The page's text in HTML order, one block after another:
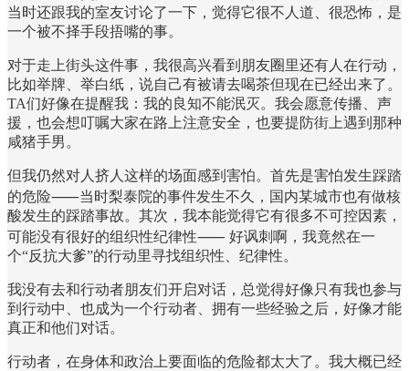
当时还跟我的室友讨论了一下，觉得它很不人道、很恐怖，是
一个被不择手段捂嘴的事。
对于走上街头这件事，我很高兴看到朋友圈里还有人在行动，
比如举牌、举白纸，说自己有被请去喝茶但现在已经出来了。
TA们好像在提醒我：我的良知不能泯灭。我会愿意传播、声
援，也会想叮嘱大家在路上注意安全，也要提防街上遇到那种
咸猪手男。
但我仍然对人挤人这样的场面感到害怕。首先是害怕发生踩踏
的危险⸺当时梨泰院的事件发生不久，国内某城市也有做核
酸发生的踩踏事故。其次，我本能觉得它有很多不可控因素，
可能没有很好的组织性纪律性⸺ 好讽刺啊，我竟然在一
个“反抗大爹”的行动里寻找组织性、纪律性。
我没有去和行动者朋友们开启对话，总觉得好像只有我也参与
到行动中、也成为一个行动者、拥有一些经验之后，好像才能
真正和他们对话。
行动者，在身体和政治上要面临的危险都太大了。我大概已经